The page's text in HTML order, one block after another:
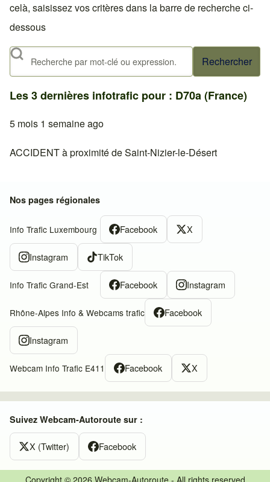
celà, saisissez vos critères dans la barre de recherche ci-
dessous
Rechercher
Les 3 dernières infotrafic pour : D70a (France)
5 mois 1 semaine ago
ACCIDENT à proximité de Saint-Nizier-le-Désert
Nos pages régionales
Info Trafic Luxembourg Facebook X
Instagram TikTok
Info Trafic Grand-Est Facebook Instagram
Rhône-Alpes Info & Webcams trafic Facebook
Instagram
Webcam Info Trafic E411 Facebook X
Suivez Webcam-Autoroute sur :
X (Twitter) Facebook